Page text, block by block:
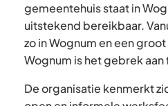
gemeentehuis staat in
uitstekend bereikbaar.
zo in Wognum en een
Wognum is het gebrek
De organisatie kenmerkt